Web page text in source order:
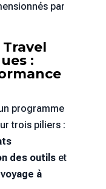
par
:
programme
trois piliers :
des outilset
à